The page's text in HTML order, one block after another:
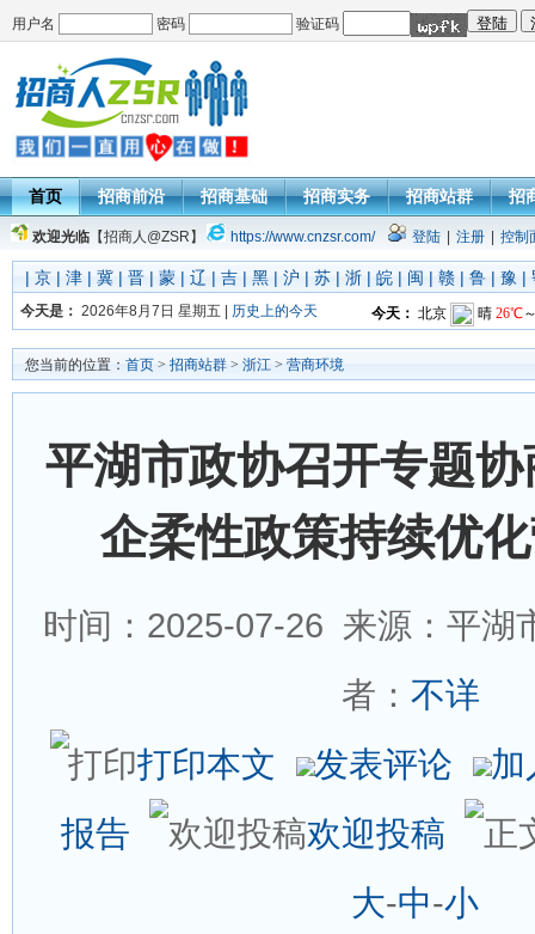
用户名 密码 验证码
首页 招商前沿 招商基础 招商实务 招商站群 招
欢迎光临 【招商人@ZSR】 https://www.cnzsr.com/ 登陆 注册 控制
| 京 | 津 | 冀 | 晋 | 蒙 | 辽 | 吉 | 黑 | 沪 | 苏 | 浙 | 皖 | 闽 | 赣 | 鲁 | 豫 |
今天是： 2026年8月7日 星期五 | 历史上的今天
您当前的位置： 首页 > 招商站群 > 浙江 > 营商环境
平湖市政协召开专题
企柔性政策持续优
时间：2025-07-26 来源：平湖
者： 不详
打印本文
发表评论
加
报告
欢迎投稿
大-中-小